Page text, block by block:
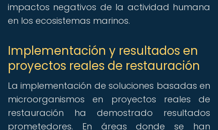
impactos negativos de la actividad humana
en los ecosistemas marinos.
Implementación y resultados en
proyectos reales de restauración
La implementación de soluciones basadas en
microorganismos en proyectos reales de
restauración ha demostrado resultados
prometedores. En áreas donde se han